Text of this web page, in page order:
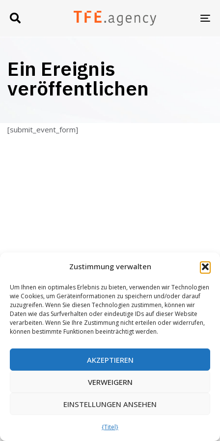
Zustimmung verwalten
Um Ihnen ein optimales Erlebnis zu bieten, verwenden wir Technologien
wie Cookies, um Geräteinformationen zu speichern und/oder darauf
zuzugreifen. Wenn Sie diesen Technologien zustimmen, können wir
Daten wie das Surfverhalten oder eindeutige IDs auf dieser Website
verarbeiten. Wenn Sie Ihre Zustimmung nicht erteilen oder widerrufen,
können bestimmte Funktionen beeinträchtigt werden.
AKZEPTIEREN
VERWEIGERN
EINSTELLUNGEN ANSEHEN
{Titel}
Ein Ereignis
veröffentlichen
[submit_event_form]
Diese Website verwendet funktionale und
verbessern.
AKZEPTIEREN